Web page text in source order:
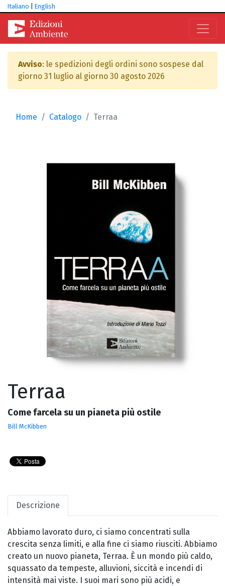
Italiano English
Avviso: le spedizioni degli ordini sono sospese dal
giorno 31 luglio al giorno 30 agosto 2026
Home Catalogo Terraa
Terraa
Come farcela su un pianeta più ostile
Bill McKibben
Descrizione
Abbiamo lavorato duro, ci siamo concentrati sulla
crescita senza limiti, e alla fine ci siamo riusciti. Abbiamo
creato un nuovo pianeta, Terraa. È un mondo più caldo,
squassato da tempeste, alluvioni, siccità e incendi di
intensità mai viste. I suoi mari sono più acidi, e